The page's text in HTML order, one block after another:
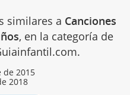
similares a Canciones
, en la categoría de
de 2015
2018